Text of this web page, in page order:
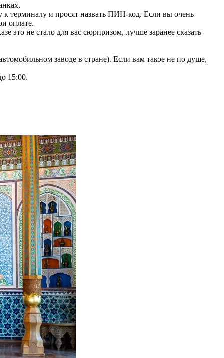
к терминалу и просят назвать ПИН-код. Если вы очень
оплате.
не стало для вас сюрпризом, лучше заранее сказать
заводе в стране). Если вам такое не по душе,
15:00.